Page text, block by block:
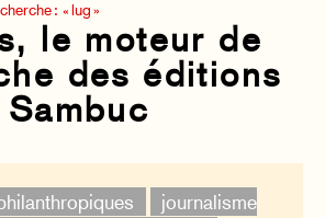
: « lug »
le moteur de
des éditions
Sambuc
journalisme